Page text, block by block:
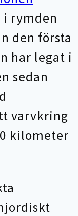
i rymden
den första
har legat i
sedan
varvkring
kilometer